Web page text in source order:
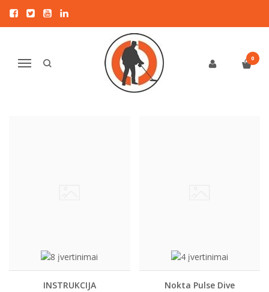
Navigacija
0
PINPOINTERIAI
PINPOINTERIAI
INSTRUKCIJA
Nokta Pulse Dive